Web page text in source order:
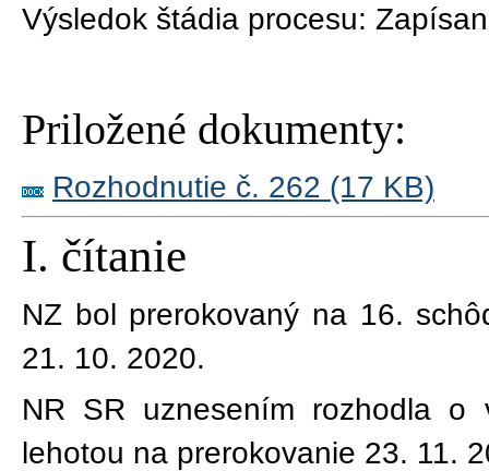
Výsledok štádia procesu:
Priložené dokumenty:
Rozhodnutie č. 262 (17 KB)
I. čítanie
NZ bol prerokovaný na 16.
21. 10. 2020.
NR SR uznesením rozhodla o
lehotou na prerokovanie 23. 11.